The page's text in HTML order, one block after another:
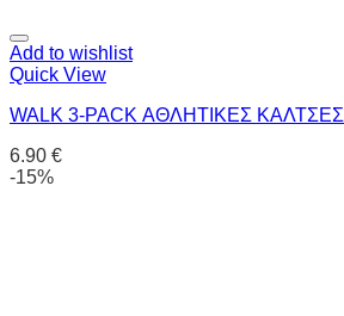
Add to wishlist
Quick View
WALK 3-PACK ΑΘΛΗΤΙΚΕΣ ΚΑΛΤΣΕΣ
6.90 €
-15%